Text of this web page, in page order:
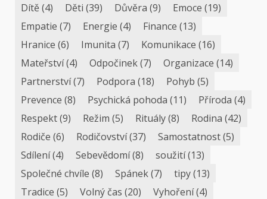
Dítě(4) Děti (39) Důvěra (9) Emoce (19)
Empatie (7) Energie (4) Finance (13)
Hranice (6) Imunita (7) Komunikace (16)
Mateřství(4) Odpočinek(7) Organizace (14)
Partnerství(7) Podpora (18) Pohyb (5)
Prevence (8) Psychická pohoda (11) Příroda (4)
Respekt(9) Režim (5) Rituály(8) Rodina (42)
Rodiče (6) Rodičovství(37) Samostatnost(5)
Sdílení(4) Sebevědomí(8) soužití(13)
Společné chvíle (8) Spánek(7) tipy(13)
Tradice (5) Volný čas (20) Vyhoření(4)